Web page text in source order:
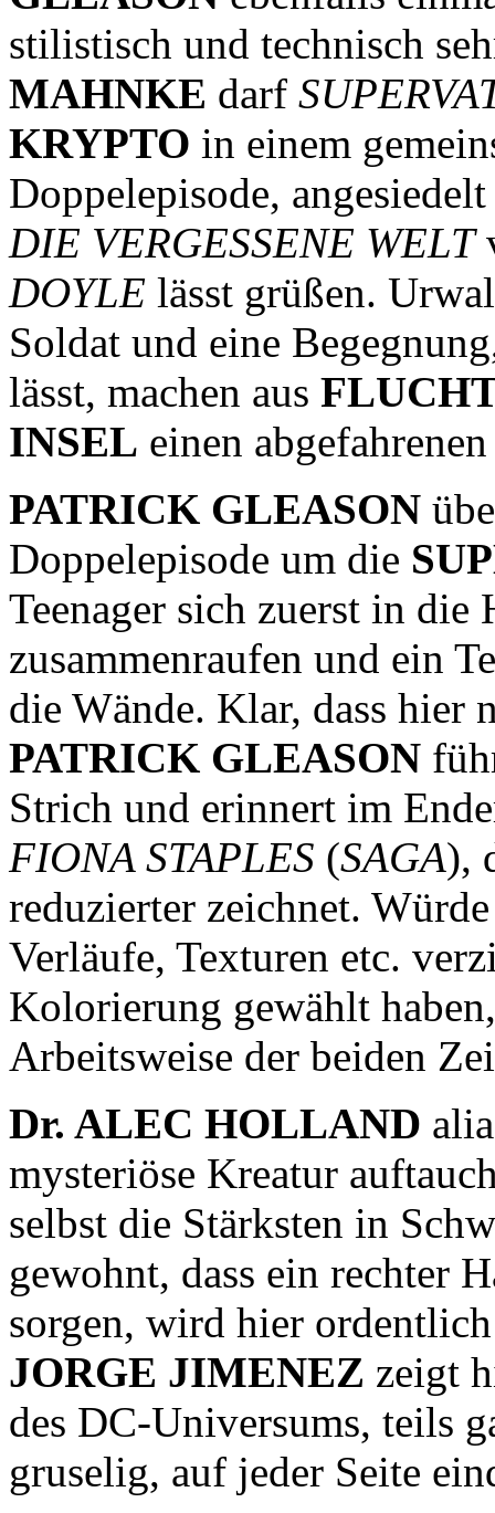
stilistisch und technisch
MAHNKE darf
KRYPTO in einem
Doppelepisode,
DIE VERGESSENE WELT
DOYLE lässt grüßen.
Soldat und eine
lässt, machen aus
INSEL einen
PATRICK GLEASON
Doppelepisode um die
Teenager sich zuerst in die
zusammenraufen und ein
die Wände. Klar, dass hier
PATRICK GLEASON
Strich und erinnert im
FIONA STAPLES (SAGA),
reduzierter zeichnet.
Verläufe, Texturen etc.
Kolorierung gewählt
Arbeitsweise der beiden
Dr. ALEC HOLLAND
mysteriöse Kreatur
selbst die Stärksten in
gewohnt, dass ein rechter
sorgen, wird hier
JORGE JIMENEZ zeigt
des DC-Universums, teils
gruselig, auf jeder Seite